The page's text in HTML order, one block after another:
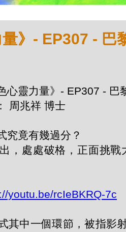
量》- EP307 -
心靈力量》- EP307 - 巴
周兆祥 博士
究竟有幾過分？
，處處破格，正面挑
youtu.be/rcIeBKRQ-7c
其中一個環節，被指影